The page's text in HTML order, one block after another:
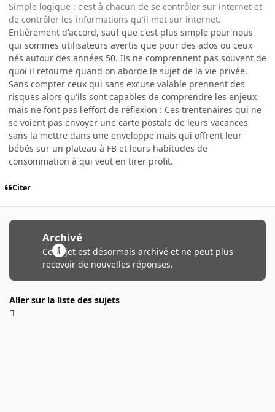
Simple logique : c'est à chacun de se contrôler sur internet et
de contrôler les informations qu'il met sur internet.
Entièrement d'accord, sauf que c'est plus simple pour nous
qui sommes utilisateurs avertis que pour des ados ou ceux
nés autour des années 50. Ils ne comprennent pas souvent de
quoi il retourne quand on aborde le sujet de la vie privée.
Sans compter ceux qui sans excuse valable prennent des
risques alors qu'ils sont capables de comprendre les enjeux
mais ne font pas l'effort de réflexion : Ces trentenaires qui ne
se voient pas envoyer une carte postale de leurs vacances
sans la mettre dans une enveloppe mais qui offrent leur
bébés sur un plateau à FB et leurs habitudes de
consommation à qui veut en tirer profit.
Citer
Archivé
Ce sujet est désormais archivé et ne peut plus
recevoir de nouvelles réponses.
Aller sur la liste des sujets